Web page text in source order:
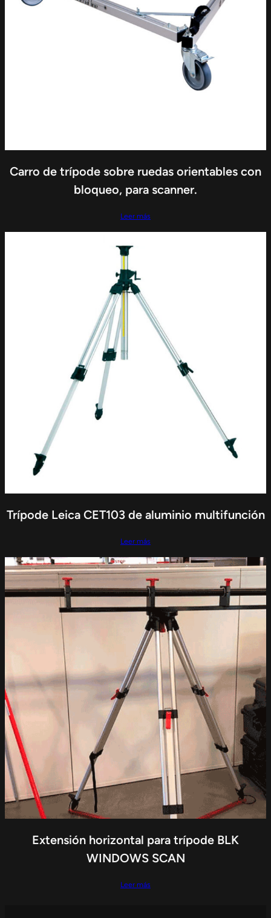
Carro de trípode sobre ruedas orientables con
bloqueo, para scanner.
Leer más
Trípode Leica CET103 de aluminio multifunción
Leer más
Extensión horizontal para trípode BLK
WINDOWS SCAN
Leer más